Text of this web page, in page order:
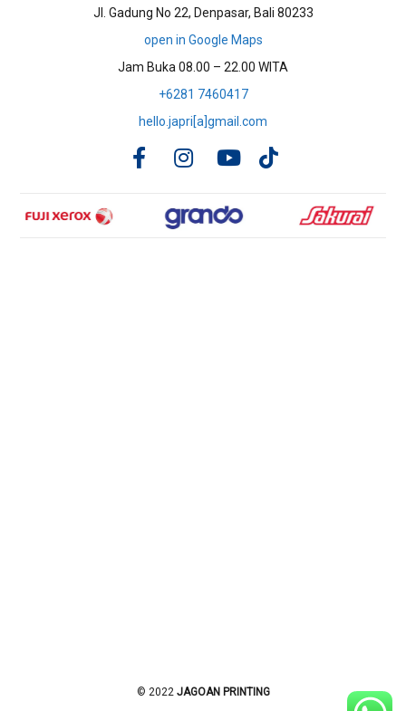
Jl. Gadung No 22, Denpasar, Bali 80233
open in Google Maps
Jam Buka 08.00 – 22.00 WITA
+6281 7460417
hello.japri[a]gmail.com
© 2022 JAGOAN PRINTING